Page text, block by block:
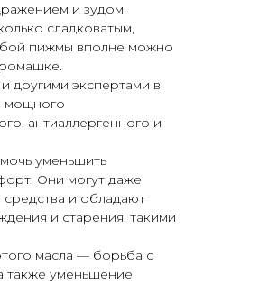
и зудом.
сладковатым,
пижмы вполне можно
ромашке.
другими экспертами в
мощного
антиаллергенного и
уменьшить
Они могут даже
и обладают
и старения, такими
масла — борьба с
также уменьшение